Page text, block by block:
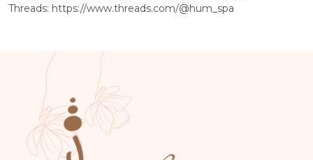
Threads: https://www.threads.com/@hum_spa